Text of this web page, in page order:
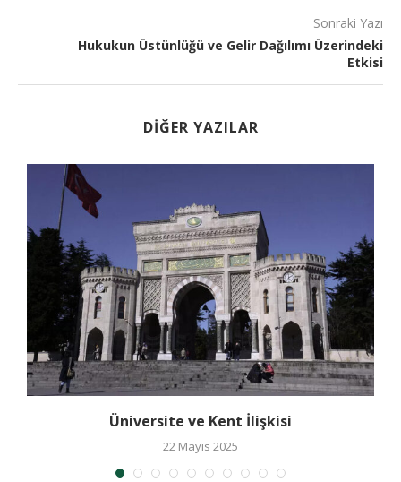
Sonraki Yazı
Hukukun Üstünlüğü ve Gelir Dağılımı Üzerindeki
Etkisi
DIĞER YAZILAR
Üniversite ve Kent İlişkisi
22 Mayıs 2025